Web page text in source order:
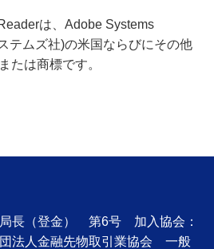
は、Adobe Systems
テムズ社)の米国ならびにその他
たは商標です。
長（登金） 第6号 加入協会：
法人金融先物取引業協会 一般